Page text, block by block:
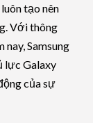
tạo nên
Với thông
Samsung
lực Galaxy
của sự